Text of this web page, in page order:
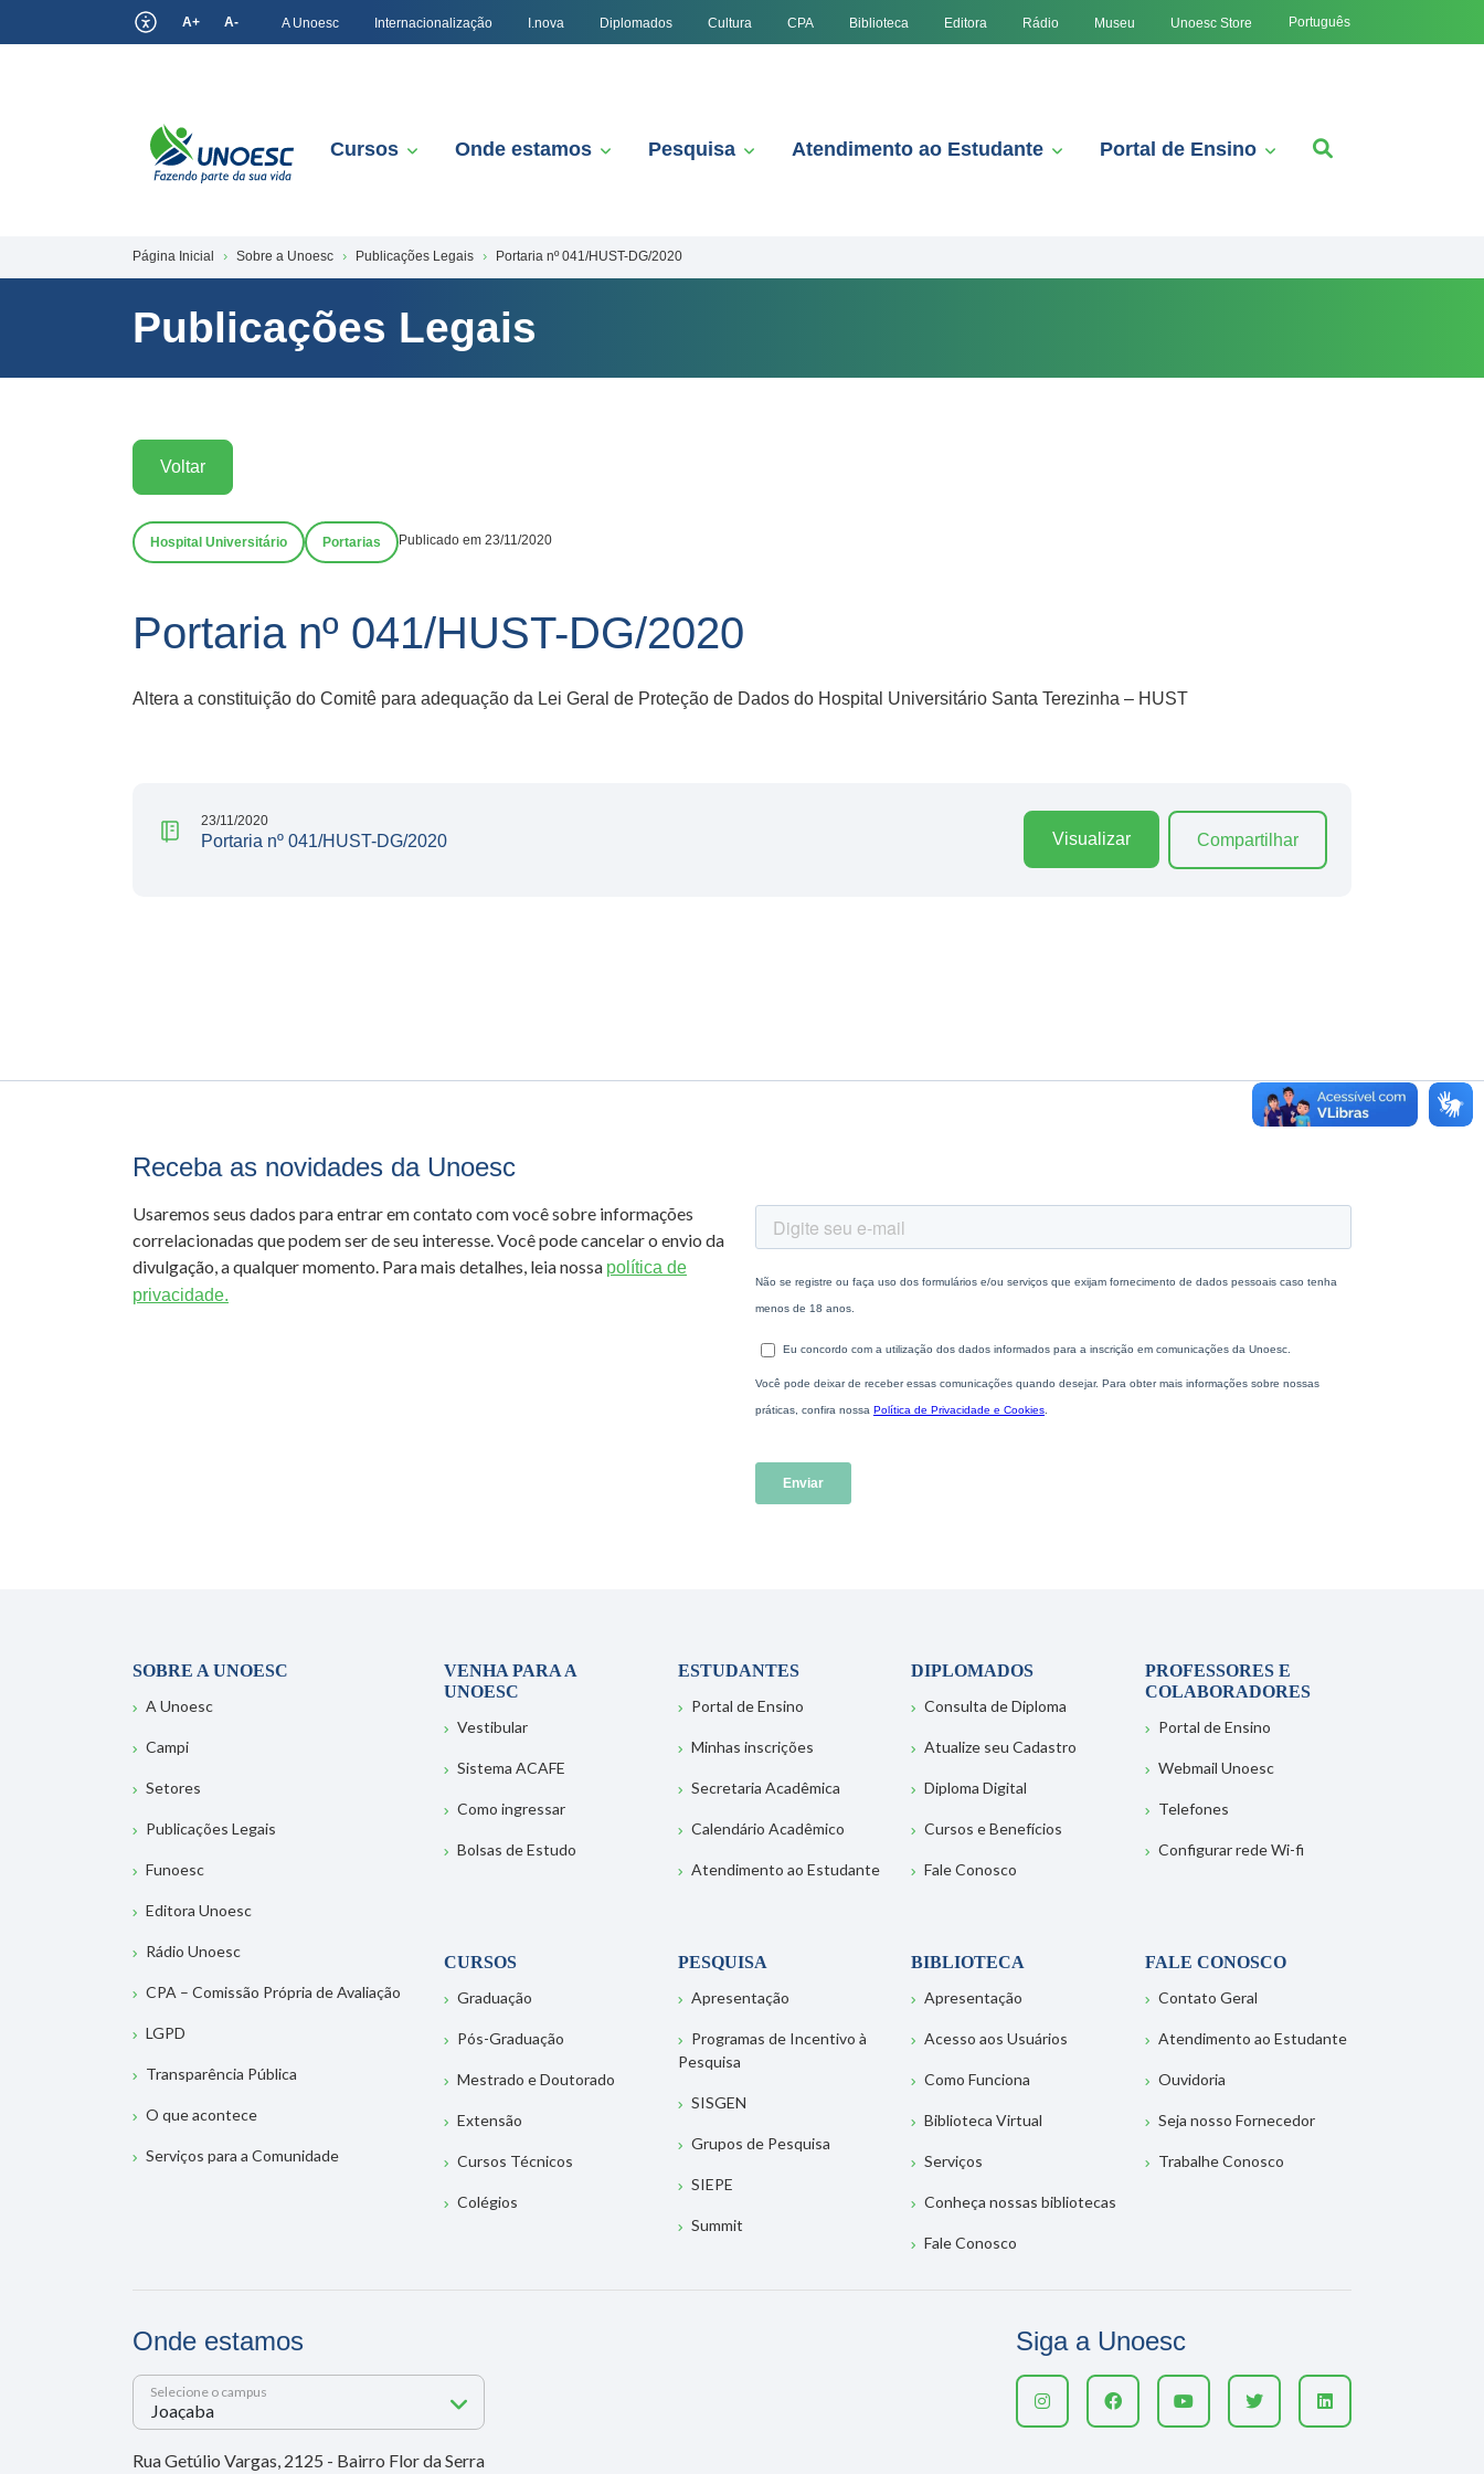
A+ A- A Unoesc Internacionalização I.nova Diplomados Cultura CPA Biblioteca Editora Rádio Museu Unoesc Store Português
Cursos Onde estamos Pesquisa Atendimento ao Estudante Portal de Ensino
Página Inicial Sobre a Unoesc Publicações Legais Portaria nº 041/HUST-DG/2020
Publicações Legais
Voltar
Hospital Universitário Portarias Publicado em 23/11/2020
Portaria nº 041/HUST-DG/2020
Altera a constituição do Comitê para adequação da Lei Geral de Proteção de Dados do Hospital Universitário Santa Terezinha – HUST
23/11/2020
Portaria nº 041/HUST-DG/2020 Visualizar Compartilhar
Receba as novidades da Unoesc
Usaremos seus dados para entrar em contato com você sobre informações
correlacionadas que podem ser de seu interesse. Você pode cancelar o envio da
divulgação, a qualquer momento. Para mais detalhes, leia nossa política de
privacidade.
SOBRE A UNOESC
A Unoesc
Campi
Setores
Publicações Legais
Funoesc
Editora Unoesc
Rádio Unoesc
CPA – Comissão Própria de Avaliação
LGPD
Transparência Pública
O que acontece
Serviços para a Comunidade
VENHA PARA A
UNOESC
Vestibular
Sistema ACAFE
Como ingressar
Bolsas de Estudo
ESTUDANTES
Portal de Ensino
Minhas inscrições
Secretaria Acadêmica
Calendário Acadêmico
Atendimento ao Estudante
DIPLOMADOS
Consulta de Diploma
Atualize seu Cadastro
Diploma Digital
Cursos e Benefícios
Fale Conosco
PROFESSORES E
COLABORADORES
Portal de Ensino
Webmail Unoesc
Telefones
Configurar rede Wi-fi
CURSOS
Graduação
Pós-Graduação
Mestrado e Doutorado
Extensão
Cursos Técnicos
Colégios
PESQUISA
Apresentação
Programas de Incentivo à
Pesquisa
SISGEN
Grupos de Pesquisa
SIEPE
Summit
BIBLIOTECA
Apresentação
Acesso aos Usuários
Como Funciona
Biblioteca Virtual
Serviços
Conheça nossas bibliotecas
Fale Conosco
FALE CONOSCO
Contato Geral
Atendimento ao Estudante
Ouvidoria
Seja nosso Fornecedor
Trabalhe Conosco
Onde estamos
Selecione o campus
Rua Getúlio Vargas, 2125 - Bairro Flor da Serra
Siga a Unoesc